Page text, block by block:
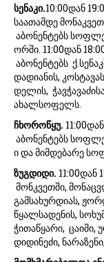
სენაკი.10:00დან
საათამდე
აბონენტებს
ორში. 11:00დან
აბონენტებს
დადიანის,
დელის,
ახალსოფელს.
ჩხოროწყუ.
აბონენტებს
ი და მიმდებარე
ზუგდიდი. 11:00დან
მონკვეთში,
გამსახურდიას,
წყალსადენის,
ჭითაწყარი, ცაიში,
დიდინეძი,